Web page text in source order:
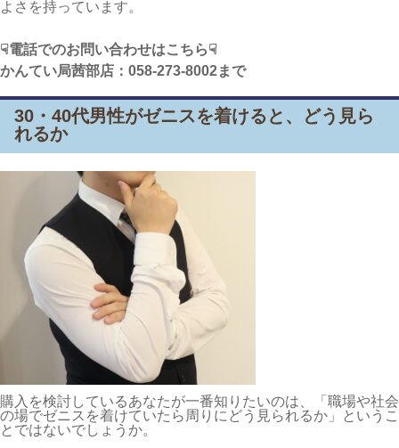
よさを持っています。
☟電話でのお問い合わせはこちら☟
かんてい局茜部店：058-273-8002まで
30・40代男性がゼニスを着けると、どう見ら
れるか
購入を検討しているあなたが一番知りたいのは、「職場や社会
の場でゼニスを着けていたら周りにどう見られるか」というこ
とではないでしょうか。